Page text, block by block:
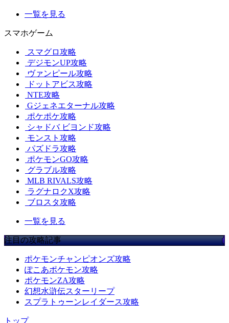
一覧を見る
スマホゲーム
スマグロ攻略
デジモンUP攻略
ヴァンピール攻略
ドットアビス攻略
NTE攻略
Gジェネエターナル攻略
ポケポケ攻略
シャドバ ビヨンド攻略
モンスト攻略
パズドラ攻略
ポケモンGO攻略
グラブル攻略
MLB RIVALS攻略
ラグナロクX攻略
ブロスタ攻略
一覧を見る
注目の攻略記事
ポケモンチャンピオンズ攻略
ぽこあポケモン攻略
ポケモンZA攻略
幻想水滸伝スターリープ
スプラトゥーンレイダース攻略
トップ